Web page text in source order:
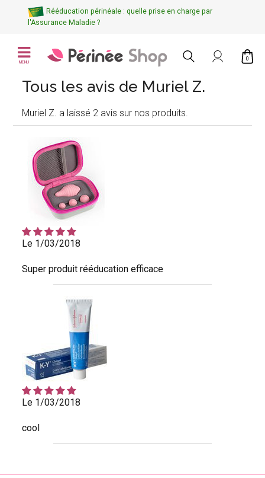
Rééducation périnéale : quelle prise en charge par
l'Assurance Maladie ?
MENU
0
Tous les avis de Muriel Z.
Muriel Z. a laissé 2 avis sur nos produits.
Le 1/03/2018
Super produit rééducation efficace
Le 1/03/2018
cool